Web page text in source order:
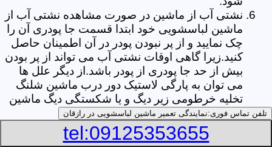
نشتی آب از ماشین در صورت مشاهده نشتی آب از
ماشین لباسشویی خود ابتدا قسمت جا پودری آن را
چک نمایید و از پر نبودن پودر در آن اطمینان حاصل
کنید.زیرا گاهی اوقات نشتی آب می تواند از پر بودن
بیش از حد جا پودری از پودر باشد.از دیگر علل ها
می توان به پارگی لاستیک دور درب ماشین شلنگ
تخلیه خرطومی زیر دیگ و یا شکستگی دیگ ماشین
های لباسشویی اشاره کرد.
خشک نکردن لباس ها یکی از بیشترین علل های
خشک نکردن لباس ها توسط ماشین های
تلفن تماس فوری:نمایندگی تعمیر ماشین لباسشویی در رازقان
tel:09125353655